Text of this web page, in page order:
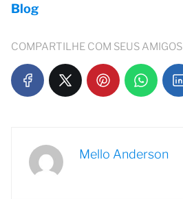
Blog
COMPARTILHE COM SEUS AMIGOS
Mello Anderson